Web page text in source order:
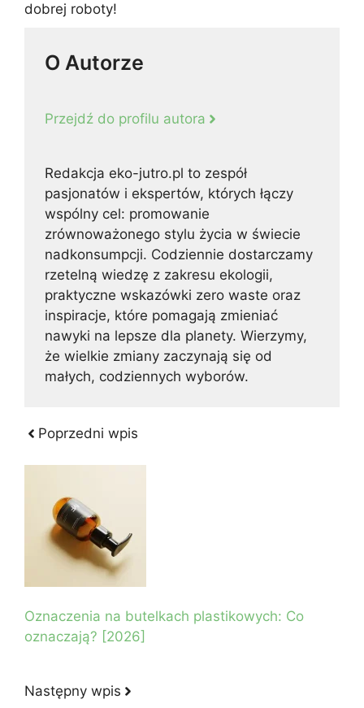
dobrej roboty!
O Autorze
Przejdź do profilu autora
Redakcja eko-jutro.pl to zespół
pasjonatów i ekspertów, których łączy
wspólny cel: promowanie
zrównoważonego stylu życia w świecie
nadkonsumpcji. Codziennie dostarczamy
rzetelną wiedzę z zakresu ekologii,
praktyczne wskazówki zero waste oraz
inspiracje, które pomagają zmieniać
nawyki na lepsze dla planety. Wierzymy,
że wielkie zmiany zaczynają się od
małych, codziennych wyborów.
Poprzedni wpis
Oznaczenia na butelkach plastikowych: Co
oznaczają? [2026]
Następny wpis